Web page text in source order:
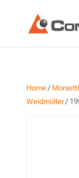
Home/
Weidmüller/